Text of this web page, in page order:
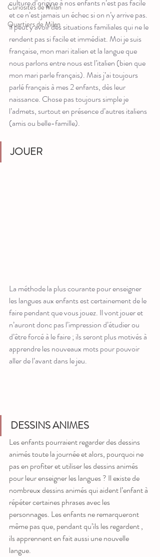
Curiosités de Milan
Quartiers de Milan
culture d’origine à nos enfants n’est pas facile
et ce n’est jamais un échec si on n’y arrive pas.
Il peut y avoir des situations familiales qui ne le
rendent pas si facile et immédiat. Moi je suis
française, mon mari italien et la langue que
nous parlons entre nous est l’italien (bien que
mon mari parle français). Mais j’ai toujours
parlé français à mes 2 enfants, dès leur
naissance. Chose pas toujours simple je
l’admets, surtout en présence d’autres italiens
(amis ou belle-famille).
JOUER
La méthode la plus courante pour enseigner
les langues aux enfants est certainement de le
faire pendant que vous jouez. Il vont jouer et
n’auront donc pas l’impression d’étudier ou
d’être forcé à le faire ; ils seront plus motivés à
apprendre les nouveaux mots pour pouvoir
aller de l’avant dans le jeu.
DESSINS ANIMES
Les enfants pourraient regarder des dessins
animés toute la journée et alors, pourquoi ne
pas en profiter et utiliser les dessins animés
pour leur enseigner les langues ? Il existe de
nombreux dessins animés qui aident l’enfant à
répéter certaines phrases avec les
personnages. Les enfants ne remarqueront
même pas que, pendant qu’ils les regardent ,
ils apprennent en fait aussi une nouvelle
langue.